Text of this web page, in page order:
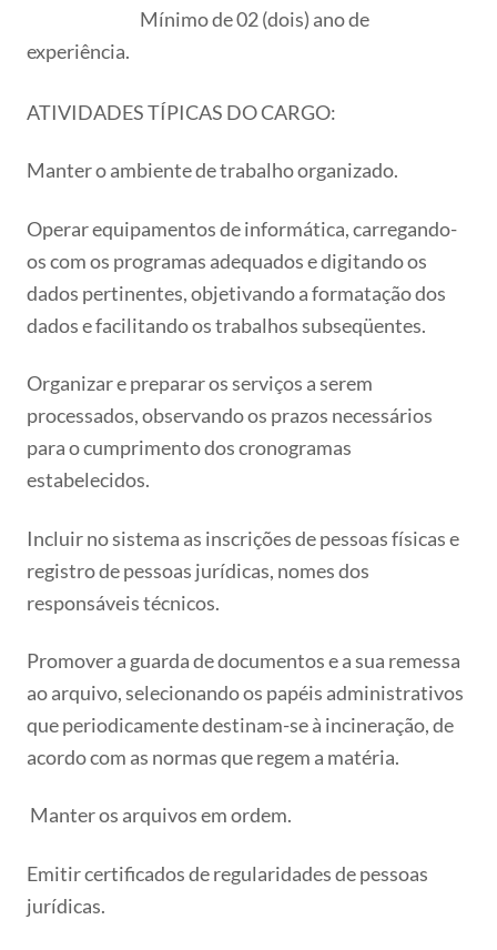
Mínimo de 02 (dois) ano de
experiência.
ATIVIDADES TÍPICAS DO CARGO:
Manter o ambiente de trabalho organizado.
Operar equipamentos de informática, carregando-
os com os programas adequados e digitando os
dados pertinentes, objetivando a formatação dos
dados e facilitando os trabalhos subseqüentes.
Organizar e preparar os serviços a serem
processados, observando os prazos necessários
para o cumprimento dos cronogramas
estabelecidos.
Incluir no sistema as inscrições de pessoas físicas e
registro de pessoas jurídicas, nomes dos
responsáveis técnicos.
Promover a guarda de documentos e a sua remessa
ao arquivo, selecionando os papéis administrativos
que periodicamente destinam-se à incineração, de
acordo com as normas que regem a matéria.
Manter os arquivos em ordem.
Emitir certificados de regularidades de pessoas
jurídicas.